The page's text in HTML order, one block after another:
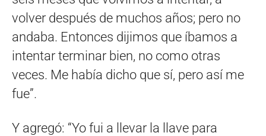
volver después de muchos años; pero no
andaba. Entonces dijimos que íbamos a
intentar terminar bien, no como otras
veces. Me había dicho que sí, pero así me
fue”.
Y agregó: “Yo fui a llevar la llave para